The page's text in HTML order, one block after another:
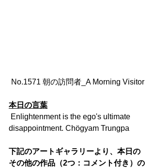
No.1571 朝の訪問者_A Morning Visitor
本日の言葉
disappointment. Chögyam Trungpa
下記のアートギャラリーより、本日の
その他の作品（2つ：コメント付き）の